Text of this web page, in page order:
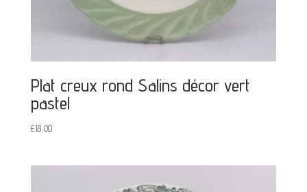
Plat creux rond Salins décor vert
pastel
€18,00